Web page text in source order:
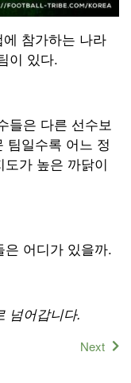
참가하는 나라
이 있다.
들은 다른 선수보
팀일수록 어느 정
가 높은 까닭이
어디가 있을까.
넘어갑니다.
Next